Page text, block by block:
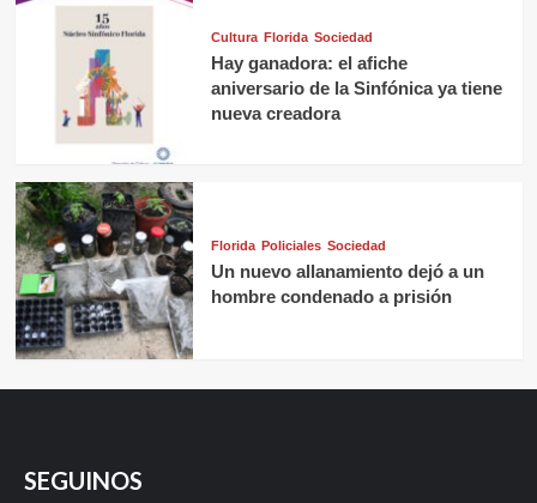
Cultura Florida Sociedad
Hay ganadora: el afiche
aniversario de la Sinfónica ya tiene
nueva creadora
Florida Policiales Sociedad
Un nuevo allanamiento dejó a un
hombre condenado a prisión
SEGUINOS